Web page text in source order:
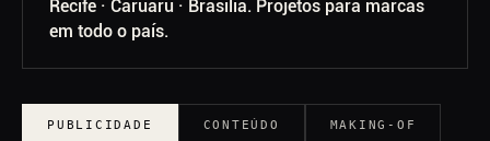
Recife · Caruaru · Brasília. Projetos para marcas
em todo o país.
PUBLICIDADE CONTEÚDO MAKING-OF